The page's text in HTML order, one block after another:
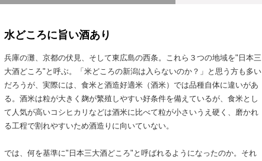
水どころに旨い酒あり
兵庫の灘、京都の伏見、そして東広島の西条。これら３つの地域を"日本三
大酒どころ"と呼ぶ。「米どころの新潟は入らないのか？」と思う方も多い
だろうが、実際には、食米と酒造好適米（酒米）では品種自体に違いがあ
る。酒米は粒が大きく麹が繁殖しやすい好条件を備えているが、食米とし
て人気が高いコシヒカリなどは酒米に比べて粒が小さいうえ硬く、磨かれ
る工程で割れやすいため酒造りに向いていない。
では、何を基準に"日本三大酒どころ"と呼ばれるようになったのか。それ